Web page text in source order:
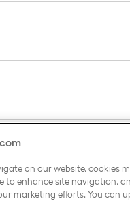
ou pour réduire le
ou pour réduire le
ou pour réduire le
on our website, cookies
to enhance site navigation,
marketing efforts. You can